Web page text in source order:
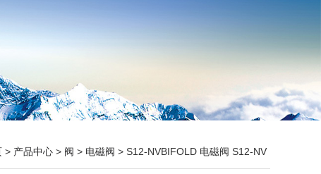
> 产品中心 > 阀 > 电磁阀 > S12-NVBIFOLD 电磁阀 S12-NV